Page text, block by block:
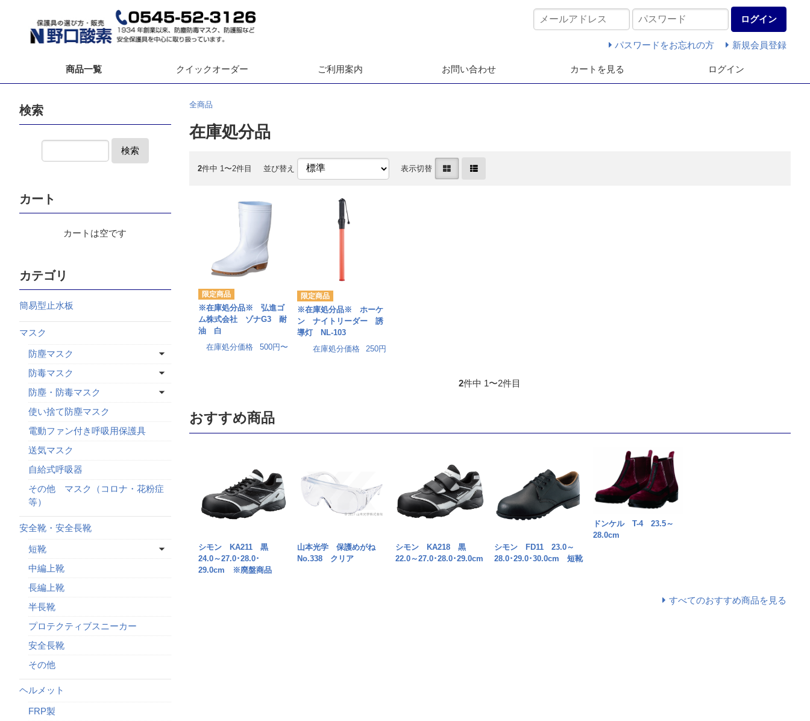
ログイン
パスワードをお忘れの方 新規会員登録
商品一覧 クイックオーダー ご利用案内 お問い合わせ カートを見る ログイン
全商品
在庫処分品
2件中 1〜2件目 並び替え 表示切替
※在庫処分品※ 弘進ゴ
ム株式会社 ゾナG3 耐
油 白
在庫処分価格
500円〜
※在庫処分品※ ホーケ
ン ナイトリーダー 誘
導灯 NL-103
在庫処分価格
250円
2件中 1〜2件目
おすすめ商品
シモン KA211 黒
24.0～27.0･28.0･
29.0cm ※廃盤商品
山本光学 保護めがね
No.338 クリア
シモン KA218 黒
22.0～27.0･28.0･29.0cm
シモン FD11 23.0～
28.0･29.0･30.0cm 短靴
ドンケル T-4 23.5～
28.0cm
すべてのおすすめ商品を見る
検索
検索
カート
カートは空です
カテゴリ
簡易型止水板
マスク
防塵マスク
防毒マスク
防塵・防毒マスク
使い捨て防塵マスク
電動ファン付き呼吸用保護具
送気マスク
自給式呼吸器
その他 マスク（コロナ・花粉症
等）
安全靴・安全長靴
短靴
中編上靴
長編上靴
半長靴
プロテクティブスニーカー
安全長靴
その他
ヘルメット
FRP製